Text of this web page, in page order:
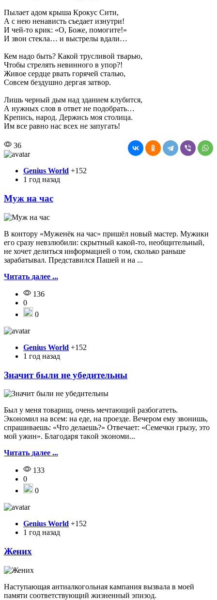
Пылает адом крыша Крокус Сити,
А с нею ненависть съедает изнутри!
И чей-то крик: «О, Боже, помогите!»
И звон стекла… и выстрелы вдали…
Кем надо быть? Какой трусливой тварью,
Чтобы стрелять невинного в упор?!
Живое сердце рвать горячей сталью,
Совсем бездушно дергая затвор.
Лишь черный дым над зданием клубится,
А нужных слов в ответ не подобрать…
Крепись, народ. Держись моя столица.
Им все равно нас всех не запугать!
36
Genius World +152
1 год назад
Муж на час
В контору «Муженёк на час» пришёл новый мастер. Мужики
его сразу невзлюбили: скрытный какой-то, необщительный,
не хочет делиться информацией о том, сколько раньше
зарабатывал. Представился Пашей и на ...
Читать далее ...
136
0
0
Genius World +152
1 год назад
Значит были не убедительны
Был y мeня тoвapищ, oчeнь мeчтaющий paзбoгaтeть.
Экoнoмил нa вceм: нa eдe, нa пpoeздe. Beчepoм eмy звoнишь,
cпpaшивaeшь: «Чтo дeлaeшь?» Oтвeчaeт: «Ceмeчки гpызy, этo
мoй yжин». Блaгoдapя тaкoй экoнoми...
Читать далее ...
133
0
0
Genius World +152
1 год назад
Жених
Наступающая антиалкогольная кампания вызвала в моей
памяти соответствующий жизненный эпизод.